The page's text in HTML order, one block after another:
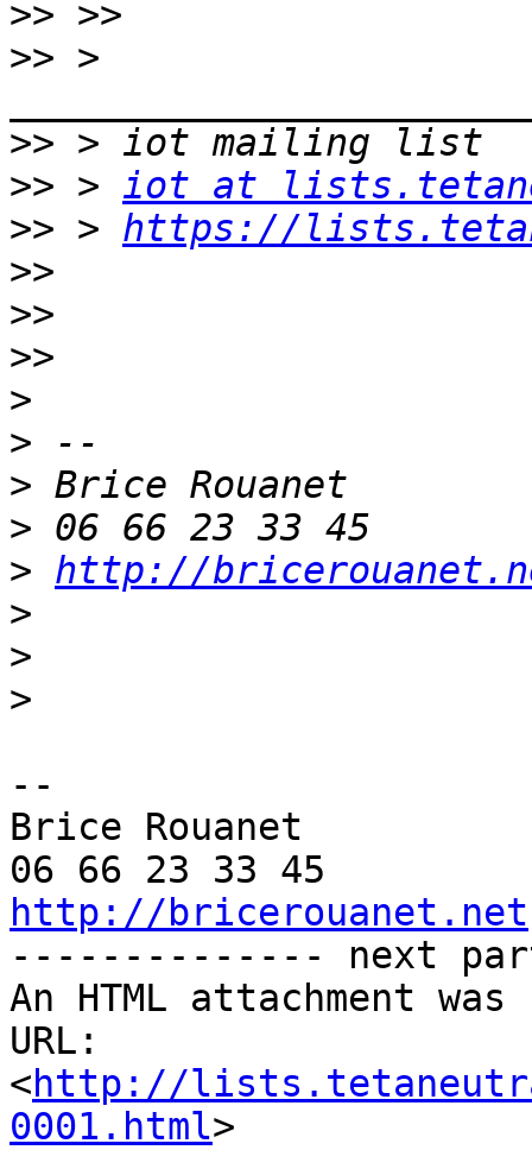
>>
>> >
>>
>> > iot at
>> > https://
>>
>>
>>
>
>
>
>
> http://
>
>
>
--
Brice Rouanet
http://bricerouanet.net
-------------- next
An HTML attachment
URL:
<http://
0001.html